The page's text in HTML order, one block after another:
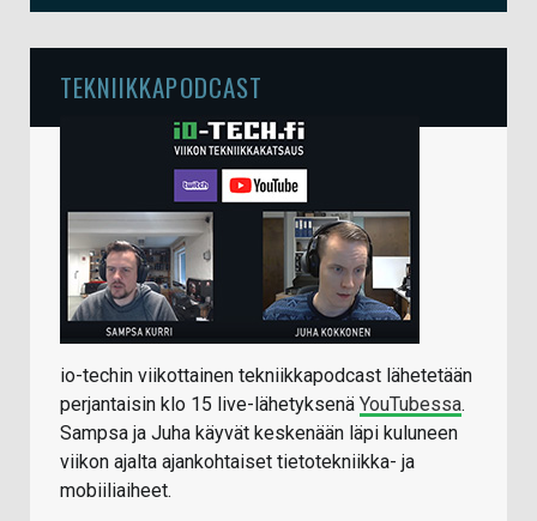
TEKNIIKKAPODCAST
io-techin viikottainen tekniikkapodcast lähetetään
perjantaisin klo 15 live-lähetyksenä YouTubessa.
Sampsa ja Juha käyvät keskenään läpi kuluneen
viikon ajalta ajankohtaiset tietotekniikka- ja
mobiiliaiheet.